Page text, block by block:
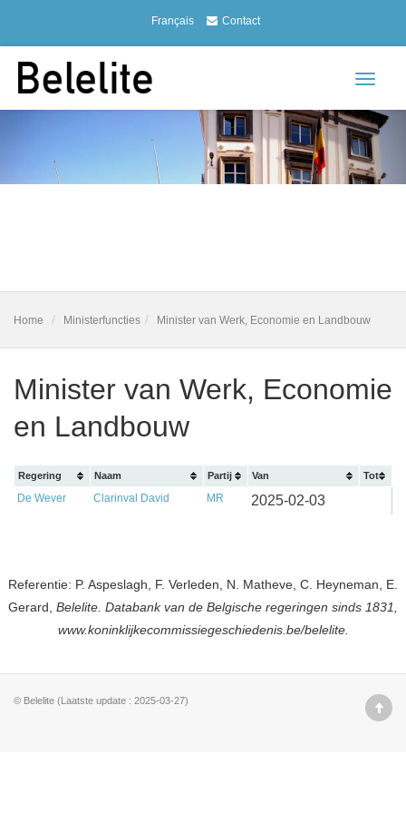
Français Contact
Toggle
Home Ministerfuncties Minister van Werk, Economie en Landbouw
Minister van Werk, Economie
en Landbouw
Regering Naam Partij Van Tot
De Wever Clarinval David MR 2025-02-03
Referentie: P. Aspeslagh, F. Verleden, N. Matheve, C. Heyneman, E.
Gerard, Belelite. Databank van de Belgische regeringen sinds 1831,
www.koninklijkecommissiegeschiedenis.be/belelite.
© Belelite (Laatste update : 2025-03-27)